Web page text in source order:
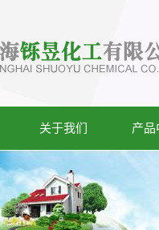
关于我们 产品